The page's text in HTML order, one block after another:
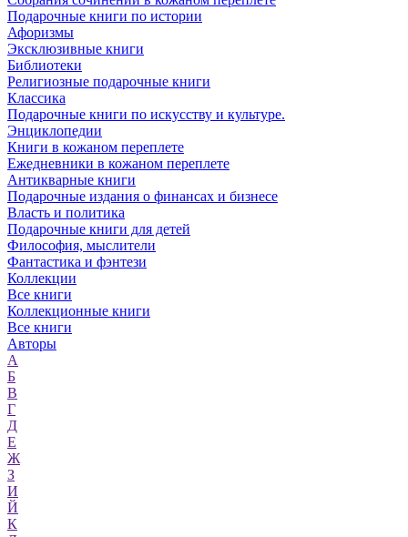
Подарочные книги по истории
Афоризмы
Эксклюзивные книги
Библиотеки
Религиозные подарочные книги
Классика
Подарочные книги по искусству и культуре.
Энциклопедии
Книги в кожаном переплете
Ежедневники в кожаном переплете
Антикварные книги
Подарочные издания о финансах и бизнесе
Власть и политика
Подарочные книги для детей
Философия, мыслители
Фантастика и фэнтези
Коллекции
Все книги
Коллекционные книги
Все книги
Авторы
А
Б
В
Г
Д
Е
Ж
З
И
Й
К